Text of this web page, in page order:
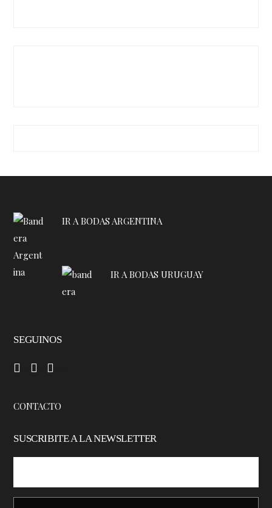
IR A BODAS ARGENTINA
IR A BODAS URUGUAY
SEGUINOS
CONTACTO
SUSCRIBITE A LA NEWSLETTER